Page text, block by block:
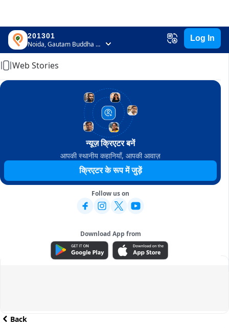
201301
Noida, Gautam Buddha Nagar, Uttar Pradesh
Log In
Home
Web Stories
न्यूज़ क्रिएटर बनें
आपकी स्थानीय कहानियाँ, आपकी आवाज़
क्रिएटर के रूप में जुड़ें
Follow us on
Download App from
ADVERTISEMENT
Back